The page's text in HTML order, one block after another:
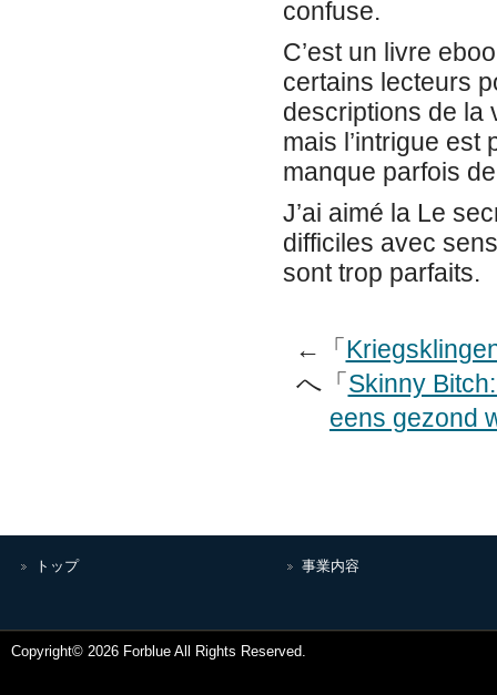
confuse.
C’est un livre
certains lecteurs
descriptions de la
mais l’intrigue est
manque parfois
J’ai aimé la Le
difficiles avec
sont trop parfaits.
←「
へ「Skinny
eens gezond
トップ 事業内容
Copyright© 2026 Forblue All Rights Reserved.